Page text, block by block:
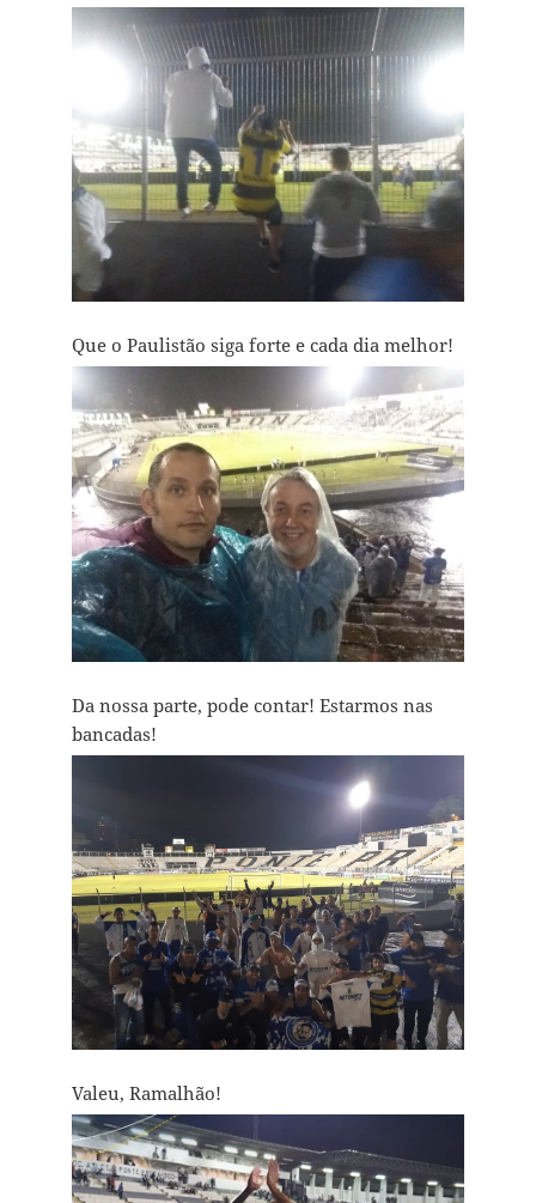
Que o Paulistão siga forte e cada dia melhor!
Da nossa parte, pode contar! Estarmos nas
bancadas!
Valeu, Ramalhão!